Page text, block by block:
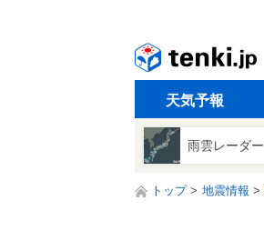
天気予報
雨雲レーダー
トップ 地震情報